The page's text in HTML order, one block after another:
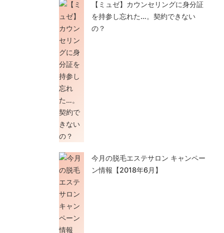
【ミュゼ】カウンセリングに身分証
を持参し忘れた…。契約できない
の？
今月の脱毛エステサロン キャンペー
ン情報【2018年6月】